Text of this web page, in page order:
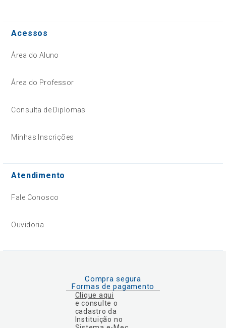
Acessos
Área do Aluno
Área do Professor
Consulta de Diplomas
Minhas Inscrições
Atendimento
Fale Conosco
Ouvidoria
Compra segura
Formas de pagamento
Clique aqui
e consulte o
cadastro da
Instituição no